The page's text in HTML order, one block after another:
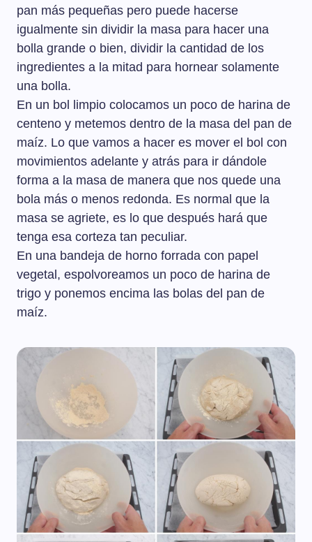
pan más pequeñas pero puede hacerse
igualmente sin dividir la masa para hacer una
bolla grande o bien, dividir la cantidad de los
ingredientes a la mitad para hornear solamente
una bolla.
En un bol limpio colocamos un poco de harina de
centeno y metemos dentro de la masa del pan de
maíz. Lo que vamos a hacer es mover el bol con
movimientos adelante y atrás para ir dándole
forma a la masa de manera que nos quede una
bola más o menos redonda. Es normal que la
masa se agriete, es lo que después hará que
tenga esa corteza tan peculiar.
En una bandeja de horno forrada con papel
vegetal, espolvoreamos un poco de harina de
trigo y ponemos encima las bolas del pan de
maíz.